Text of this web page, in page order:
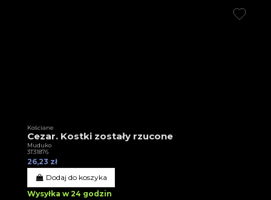
Kościane
Cezar. Kostki zostały rzucone
Muduko
3T31876
26,23 zł
Dodaj do koszyka
Wysyłka w 24 godzin